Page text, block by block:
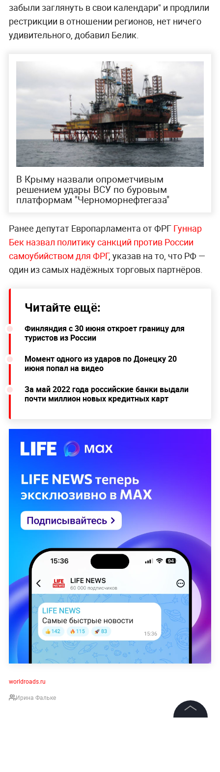
забыли заглянуть в свои календари" и продлили
рестрикции в отношении регионов, нет ничего
удивительного, добавил Белик.
В Крыму назвали опрометчивым
решением удары ВСУ по буровым
платформам "Черноморнефтегаза"
Ранее депутат Европарламента от ФРГ Гуннар
Бек назвал политику санкций против России
самоубийством для ФРГ, указав на то, что РФ —
один из самых надёжных торговых партнёров.
Читайте ещё:
Финляндия с 30 июня откроет границу для
туристов из России
Момент одного из ударов по Донецку 20
июня попал на видео
За май 2022 года российские банки выдали
почти миллион новых кредитных карт
worldroads.ru
Ирина Фальке